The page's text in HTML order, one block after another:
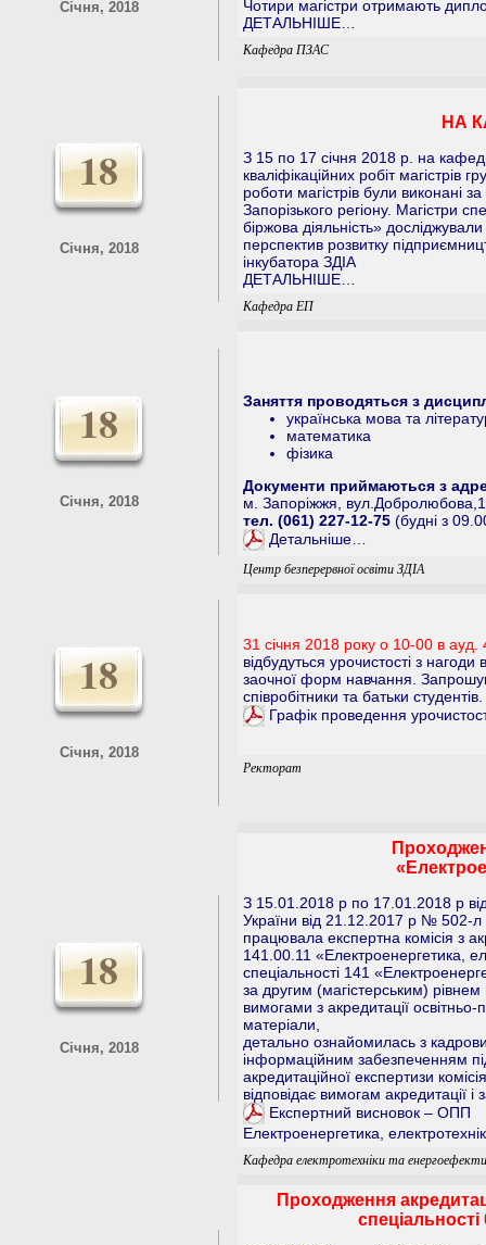
Січня, 2018
Чотири магістри отримають
ДЕТАЛЬНІШЕ…
Кафедра ПЗАС
18
Січня, 2018
НА
З 15 по 17 січня 2018 р. на
кваліфікаційних робіт
роботи магістрів були виконані
Запорізького регіону. Магістри
біржова діяльність»
перспектив розвитку
інкубатора ЗДІА
ДЕТАЛЬНІШЕ…
Кафедра ЕП
18
Січня, 2018
Заняття проводяться з
українська мова та
математика
фізика
Документи приймаються з
м. Запоріжжя,
тел. (061) 227-12-75 (будні з
Детальніше…
Центр безперервної освіти ЗДІА
18
Січня, 2018
31 січня 2018 року о 10-00 в ауд.
відбудуться урочистості з нагоди
заочної форм навчання.
співробітники та батьки студентів.
Графік проведення
Ректорат
18
Січня, 2018
З 15.01.2018 р по 17.01.2018 р
України від 21.12.2017 р № 502-л
працювала експертна комісія з
141.00.11 «Електроенергетика,
спеціальності 141
за другим (магістерським)
вимогами з акредитації
матеріали,
детально ознайомилась з
інформаційним забезпеченням
акредитаційної експертизи
відповідає вимогам акредитації
Експертний висновок – ОПП
Електроенергетика,
Кафедра електротехніки та
Проходження